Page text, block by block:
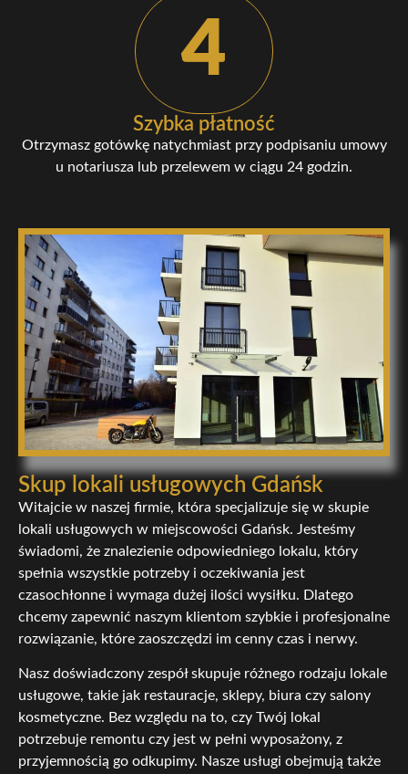
4
Szybka płatność
Otrzymasz gotówkę natychmiast przy podpisaniu umowy
u notariusza lub przelewem w ciągu 24 godzin.
Skup lokali usługowych Gdańsk
Witajcie w naszej firmie, która specjalizuje się w skupie
lokali usługowych w miejscowości Gdańsk. Jesteśmy
świadomi, że znalezienie odpowiedniego lokalu, który
spełnia wszystkie potrzeby i oczekiwania jest
czasochłonne i wymaga dużej ilości wysiłku. Dlatego
chcemy zapewnić naszym klientom szybkie i profesjonalne
rozwiązanie, które zaoszczędzi im cenny czas i nerwy.
Nasz doświadczony zespół skupuje różnego rodzaju lokale
usługowe, takie jak restauracje, sklepy, biura czy salony
kosmetyczne. Bez względu na to, czy Twój lokal
potrzebuje remontu czy jest w pełni wyposażony, z
przyjemnością go odkupimy. Nasze usługi obejmują także